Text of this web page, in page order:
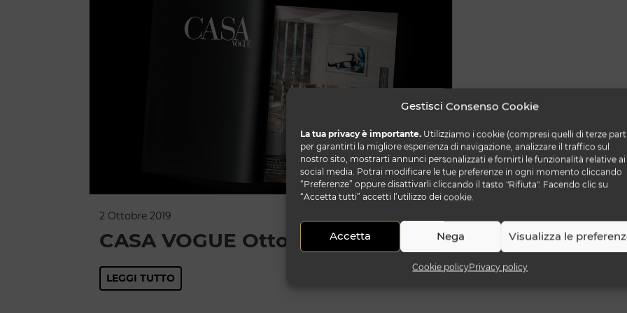
Gestisci Consenso Cookie
La tua privacy è importante. Utilizziamo i cookie (compresi quelli di terze
per garantirti la migliore esperienza di navigazione, analizzare il traffico sul
nostro sito, mostrarti annunci personalizzati e fornirti le funzionalità relative ai
social media. Potrai modificare le tue preferenze in ogni momento cliccando
“Preferenze” oppure disattivarli cliccando il tasto "Rifiuta". Facendo clic su
“Accetta tutti” accetti l’utilizzo dei cookie.
Accetta Nega Visualizza le
Cookie policyPrivacy policy
2 Ottobre 2019
CASA VOGUE Ottobre 2019
LEGGI TUTTO